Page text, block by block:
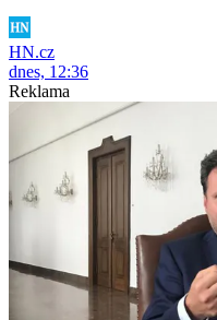
HN.cz
dnes, 12:36
Reklama